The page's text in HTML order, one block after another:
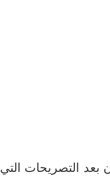
بعد التصريحات التي